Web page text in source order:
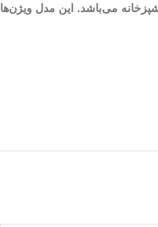
فرش آشپزخانه می‌باشد. این مدل ویژن‌ها